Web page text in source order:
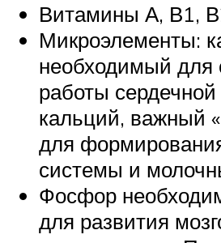
Витамины А, В1,
Микроэлементы:
необходимый для
работы
кальций, важный
для
системы и
Фосфор
для развития